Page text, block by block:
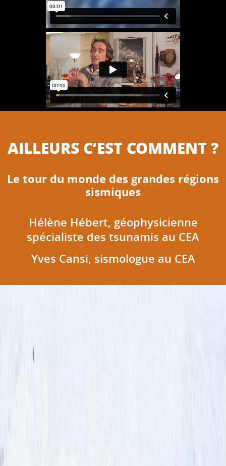
AILLEURS C’EST COMMENT ?
Le tour du monde des grandes régions
sismiques
Hélène Hébert, géophysicienne
spécialiste des tsunamis au CEA
Yves Cansi, sismologue au CEA